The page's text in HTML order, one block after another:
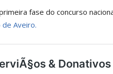
fase do concurso
Aveiro.